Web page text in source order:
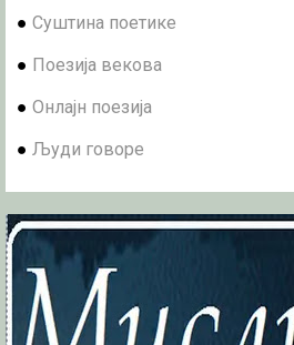
● Суштина поетике
● Поезија векова
● Онлајн поезија
● Људи говоре